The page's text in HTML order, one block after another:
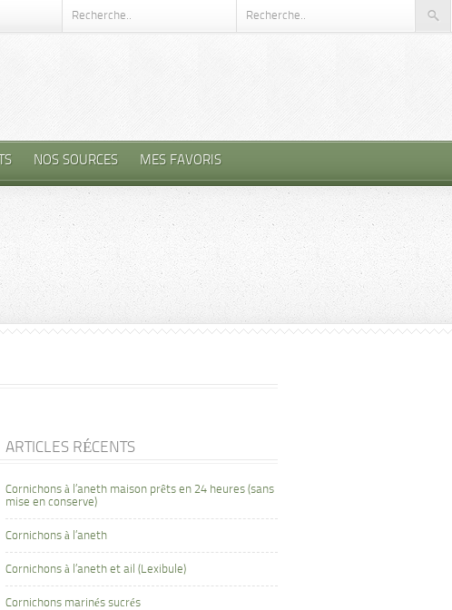
NOS SOURCES MES FAVORIS
ARTICLES RÉCENTS
Cornichons à l’aneth maison prêts en 24 heures (sans
mise en conserve)
Cornichons à l’aneth
Cornichons à l’aneth et ail (Lexibule)
Cornichons marinés sucrés